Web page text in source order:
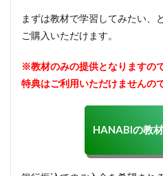
まずは教材で学習してみたい、
ご購入いただけます。
※教材のみの提供となりますの
特典はご利用いただけませんの
HANABIの教